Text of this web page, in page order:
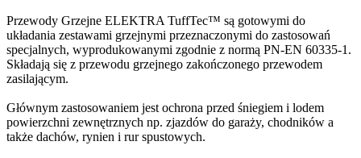
Przewody Grzejne ELEKTRA TuffTec™ są gotowymi do
układania zestawami grzejnymi przeznaczonymi do zastosowań
specjalnych, wyprodukowanymi zgodnie z normą PN-EN 60335-1.
Składają się z przewodu grzejnego zakończonego przewodem
zasilającym.
Głównym zastosowaniem jest ochrona przed śniegiem i lodem
powierzchni zewnętrznych np. zjazdów do garaży, chodników a
także dachów, rynien i rur spustowych.